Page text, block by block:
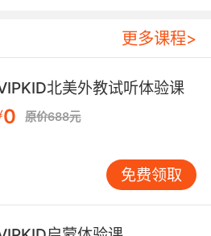
;
员;
员;
;
誊写员;
员;
经] （经纪人）未授权的投
收款员， 收帐员;
更多课程>
北美外教试听体验课
0 原价688元
免费领取